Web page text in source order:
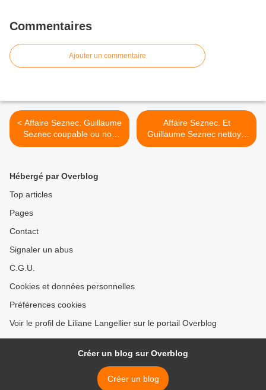
Commentaires
Ajouter un commentaire
< Affaire Seznec. Guillaume
Seznec coupable ou non
coupable ?
Affaire Seznec. Et
Guillaume Seznec nettoya
sa Cadillac de fond en
Hébergé par Overblog
Top articles
Pages
Contact
Signaler un abus
C.G.U.
Cookies et données personnelles
Préférences cookies
Voir le profil de Liliane Langellier sur le portail Overblog
Créer un blog sur Overblog
Créer un blog